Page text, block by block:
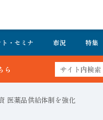
ト・セミナ 市況 特集
医薬品供給体制を強化